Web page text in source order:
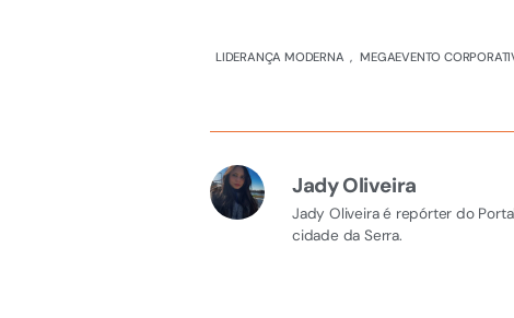
LIDERANÇA MODERNA , MEGAEVENTO
Jady Oliveira
Jady Oliveira é repórter do
cidade da Serra.